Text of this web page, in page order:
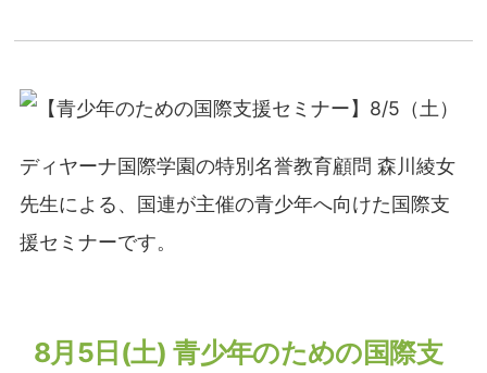
ディヤーナ国際学園の特別名誉教育顧問 森川綾女
先生による、国連が主催の青少年へ向けた国際支
援セミナーです。
8月5日(土) 青少年のための国際支